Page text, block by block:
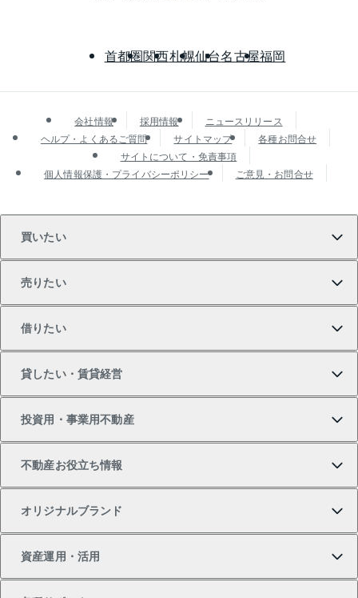
首都圏関西札幌仙台名古屋福岡
会社情報 採用情報
ニュースリリース
ヘルプ・よくあるご質問
サイトマップ
各種お問合せ
サイトについて・免責事項
個人情報保護・プライバシーポリシー
ご意見・お問合せ
買いたい
新築・分譲マンションの購入
中古マンションの購入
売りたい
マンションの売却・査定
一戸建ての売却・査定
借りたい
借りたいTOP
物件を借りる
貸したい・賃貸経営
貸したいTOP
投資用・事業用不動産
不動産お役立ち情報
オリジナルブランド
資産運用・活用